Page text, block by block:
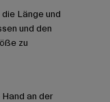
die Länge und
und den
zu
an der